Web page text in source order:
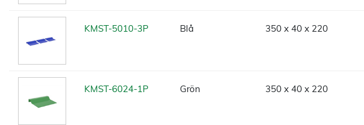
KMST-5010-3P Blå 350 x 40 x 220
KMST-6024-1P Grön 350 x 40 x 220